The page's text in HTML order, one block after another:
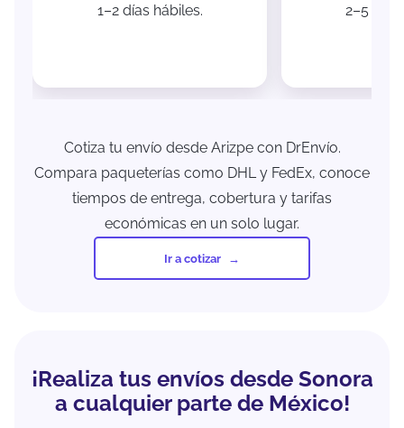
1–2 días hábiles. 2–5 días
Cotiza tu envío desde Arizpe con DrEnvío.
Compara paqueterías como DHL y FedEx, conoce
tiempos de entrega, cobertura y tarifas
económicas en un solo lugar.
Ir a cotizar
¡Realiza tus envíos desde Sonora
a cualquier parte de México!